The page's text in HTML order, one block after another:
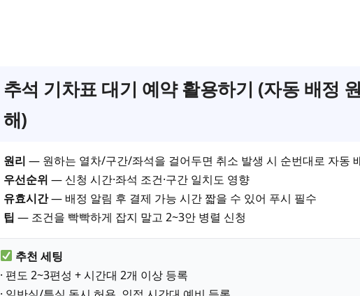
추석 기차표 대기 예약 활용하기 (자동 배정
해)
원리 — 원하는 열차/구간/좌석을 걸어두면 취소 발생 시 순번대로 자동
우선순위 — 신청 시간·좌석 조건·구간 일치도 영향
유효시간— 배정 알림 후 결제 가능 시간 짧을 수 있어 푸시 필수
팁 — 조건을 빡빡하게 잡지 말고 2~3안 병렬 신청
추천 세팅
· 편도 2~3편성 + 시간대 2개 이상 등록